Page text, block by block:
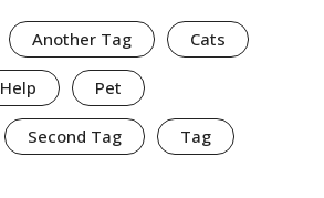
Another Tag Cats
Help Pet
Second Tag Tag